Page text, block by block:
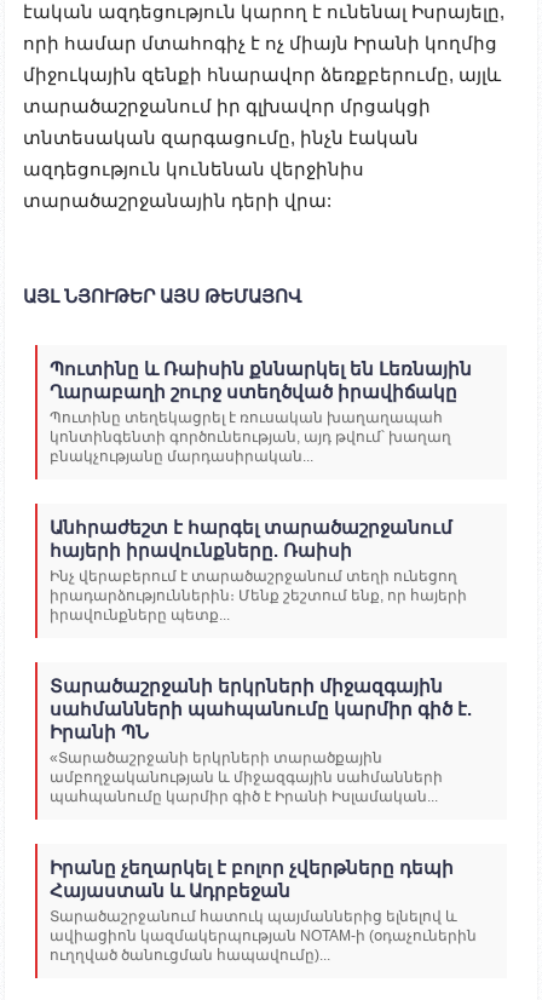
էական ազդեցություն կարող է ունենալ Իսրայելը,
որի համար մտահոգիչ է ոչ միայն Իրանի կողմից
միջուկային զենքի հնարավոր ձեռքբերումը, այլև
տարածաշրջանում իր գլխավոր մրցակցի
տնտեսական զարգացումը, ինչն էական
ազդեցություն կունենան վերջինիս
տարածաշրջանային դերի վրա:
ԱՅԼ ՆՅՈՒԹԵՐ ԱՅՍ ԹԵՄԱՅՈՎ
Պուտինը և Ռաիսին քննարկել են Լեռնային
Ղարաբաղի շուրջ ստեղծված իրավիճակը
Պուտինը տեղեկացրել է ռուսական խաղաղապահ
կոնտինգենտի գործունեության, այդ թվում՝ խաղաղ
բնակչությանը մարդասիրական...
Անհրաժեշտ է հարգել տարածաշրջանում
հայերի իրավունքները. Ռաիսի
Ինչ վերաբերում է տարածաշրջանում տեղի ունեցող
իրադարձություններին։ Մենք շեշտում ենք, որ հայերի
իրավունքները պետք...
Տարածաշրջանի երկրների միջազգային
սահմանների պահպանումը կարմիր գիծ է.
Իրանի ՊՆ
«Տարածաշրջանի երկրների տարածքային
ամբողջականության և միջազգային սահմանների
պահպանումը կարմիր գիծ է Իրանի Իսլամական...
Իրանը չեղարկել է բոլոր չվերթները դեպի
Հայաստան և Ադրբեջան
Տարածաշրջանում հատուկ պայմաններից ելնելով և
ավիացիոն կազմակերպության NOTAM-ի (օդաչուներին
ուղղված ծանուցման հապավումը)...